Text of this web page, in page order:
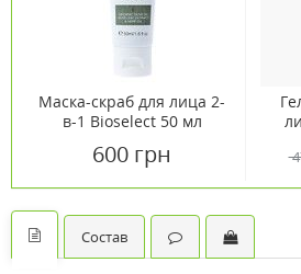
Маска-скраб для лица 2-
в-1 Bioselect 50 мл
600 грн
Состав